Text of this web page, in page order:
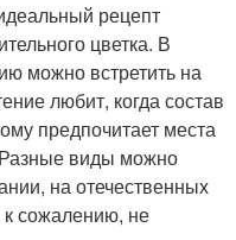
рецепт
цветка. В
можно встретить на
любит, когда состав
предпочитает места
виды можно
на отечественных
сожалению, не